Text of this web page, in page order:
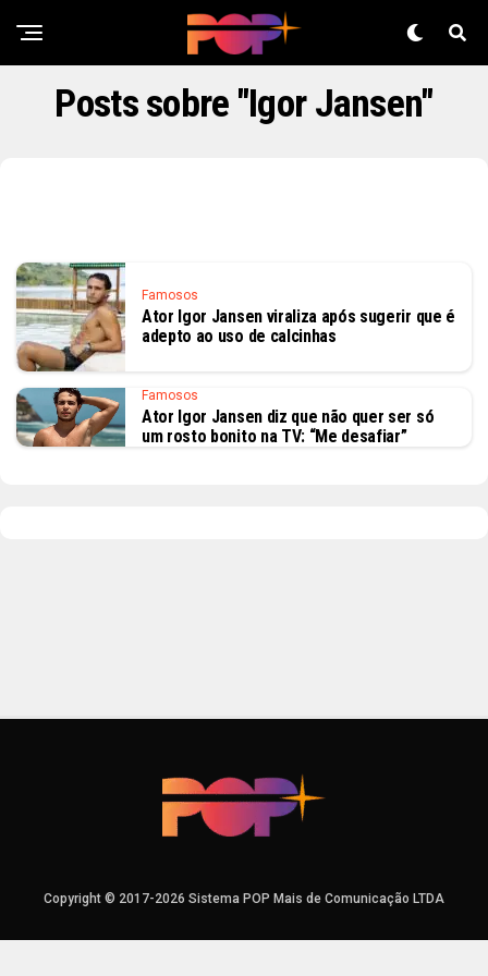
Posts sobre "Igor Jansen"
Famosos
Ator Igor Jansen viraliza após sugerir que é
adepto ao uso de calcinhas
Famosos
Ator Igor Jansen diz que não quer ser só
um rosto bonito na TV: “Me desafiar”
Copyright © 2017-2026 Sistema POP Mais de Comunicação LTDA